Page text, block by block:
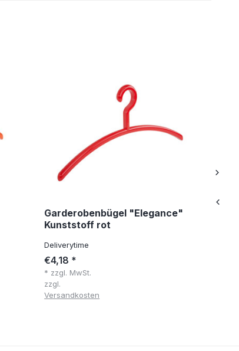
Garderobenbügel "Elegance"
Kunststoff rot
Deliverytime
€4,18 *
* zzgl. MwSt.
zzgl.
Versandkosten